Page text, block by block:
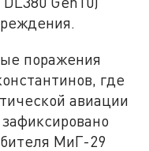
поражения
где
авиации
МиГ-29